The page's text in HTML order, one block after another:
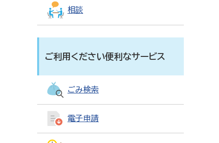
相談
ご利用ください便利なサービス
ごみ検索
電子申請